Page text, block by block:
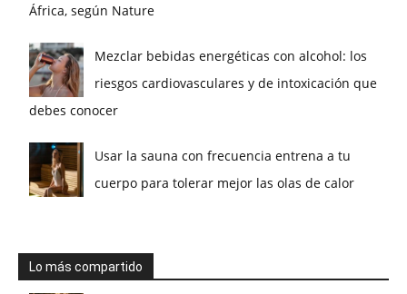
África, según Nature
Mezclar bebidas energéticas con alcohol: los
riesgos cardiovasculares y de intoxicación que
debes conocer
Usar la sauna con frecuencia entrena a tu
cuerpo para tolerar mejor las olas de calor
Lo más compartido